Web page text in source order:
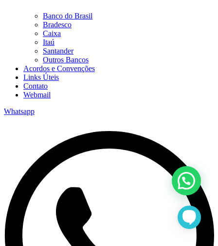
Banco do Brasil
Bradesco
Caixa
Itaú
Santander
Outros Bancos
Acordos e Convenções
Links Úteis
Contato
Webmail
Whatsapp